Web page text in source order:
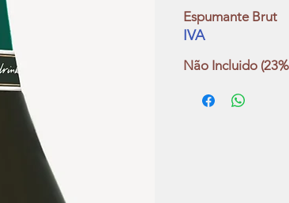
Espumante Brut
IVA
Não Incluido